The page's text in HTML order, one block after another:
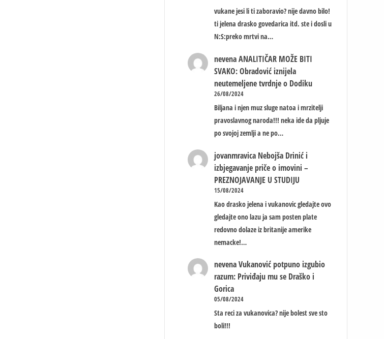
vukane jesi li ti zaboravio? nije davno bilo!
ti jelena drasko govedarica itd. ste i dosli u
N:S:preko mrtvi na…
nevena ANALITIČAR MOŽE BITI
SVAKO: Obradović iznijela
neutemeljene tvrdnje o Dodiku
26/08/2024
Biljana i njen muz sluge natoa i mrzitelji
pravoslavnog naroda!!! neka ide da pljuje
po svojoj zemlji a ne po…
jovanmravica Nebojša Drinić i
izbjegavanje priče o imovini –
PREZNOJAVANJE U STUDIJU
15/08/2024
Kao drasko jelena i vukanovic gledajte ovo
gledajte ono lazu ja sam posten plate
redovno dolaze iz britanije amerike
nemacke!…
nevena Vukanović potpuno izgubio
razum: Priviđaju mu se Draško i
Gorica
05/08/2024
Sta reci za vukanovica? nije bolest sve sto
boli!!!